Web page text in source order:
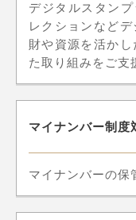
デジタルスタン
レクションなど
財や資源を活か
た取り組みをご支
マイナンバー制
マイナンバーの保